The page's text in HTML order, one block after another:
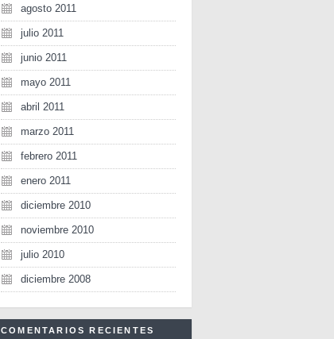
agosto 2011
julio 2011
junio 2011
mayo 2011
abril 2011
marzo 2011
febrero 2011
enero 2011
diciembre 2010
noviembre 2010
julio 2010
diciembre 2008
COMENTARIOS RECIENTES